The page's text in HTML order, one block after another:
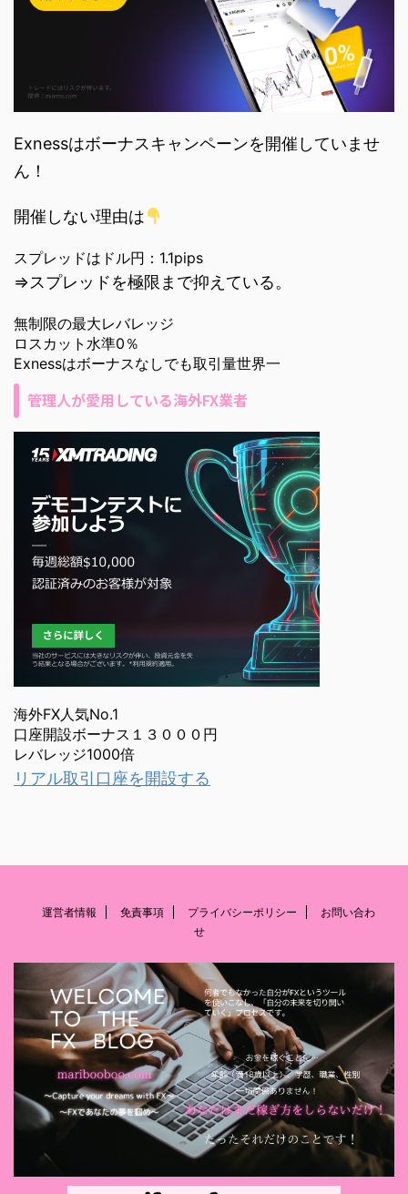
Exnessはボーナスキャンペーンを開催していませ
ん！
開催しない理由は
スプレッドはドル円：1.1pips
⇒スプレッドを極限まで抑えている。
無制限の最大レバレッジ
ロスカット水準0％
Exnessはボーナスなしでも取引量世界一
管理人が愛用している海外FX業者
海外FX人気No.1
口座開設ボーナス１３０００円
レバレッジ1000倍
リアル取引口座を開設する
運営者情報 免責事項 プライバシーポリシー
お問い合わ
せ